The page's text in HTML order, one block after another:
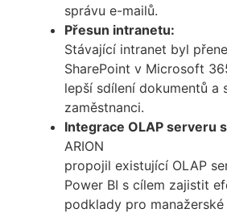
správu e-mailů.
Přesun intranetu:
Stávající intranet byl
SharePoint v Microsoft
lepší sdílení dokumentů a
zaměstnanci.
Integrace OLAP serveru
ARION
propojil existující OLAP
Power BI s cílem zajistit
podklady pro